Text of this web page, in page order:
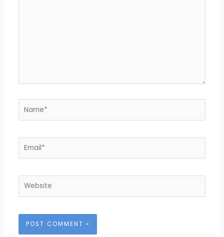
Name*
Email*
Website